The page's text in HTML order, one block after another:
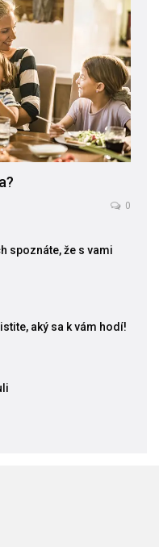
0
spoznáte, že s vami
aký sa k vám hodí!